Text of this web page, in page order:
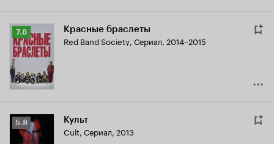
Рейтинг
Кинопоиска
7.8
7.8 Красные браслеты
Red Band Society, Сериал, 2014–2015
Рейтинг
Кинопоиска
5.8 Культ
Cult, Сериал, 2013